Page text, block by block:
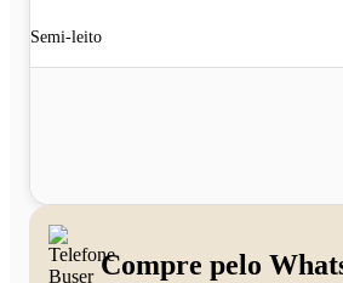
Semi-leito
Compre pelo